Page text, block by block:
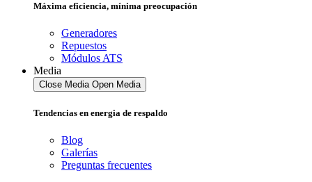
Máxima eficiencia, mínima preocupación
Generadores
Repuestos
Módulos ATS
Media
Close Media Open Media
Tendencias en energia de respaldo
Blog
Galerías
Preguntas frecuentes